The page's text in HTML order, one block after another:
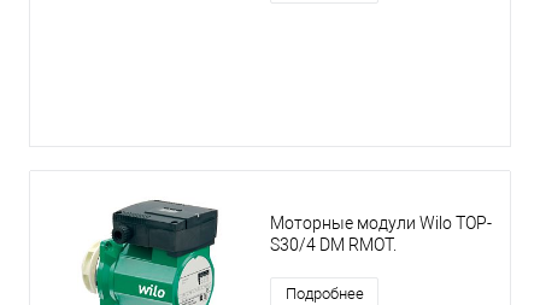
Моторные модули Wilo TOP-
S30/4 DM RMOT.
Подробнее